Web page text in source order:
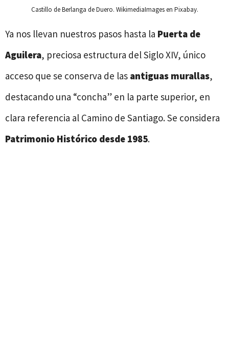
Castillo de Berlanga de Duero. WikimediaImages en Pixabay.
Ya nos llevan nuestros pasos hasta la Puerta de
Aguilera, preciosa estructura del Siglo XIV, único
acceso que se conserva de las antiguas murallas,
destacando una “concha” en la parte superior, en
clara referencia al Camino de Santiago. Se considera
Patrimonio Histórico desde 1985.